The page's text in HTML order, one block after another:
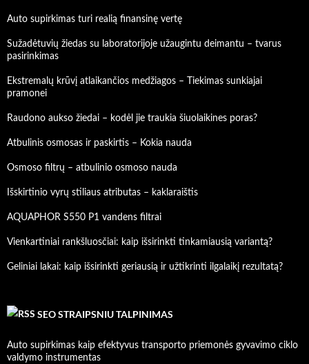
Auto supirkimas turi realią finansinę vertę
Sužadėtuvių žiedas su laboratorijoje užaugintu deimantu – tvarus
pasirinkimas
Ekstremalų krūvį atlaikančios medžiagos – Tiekimas sunkiajai
pramonei
Raudono aukso žiedai – kodėl jie traukia šiuolaikines poras?
Atbulinis osmosas ir paskirtis – Kokia nauda
Osmoso filtrų – atbulinio osmoso nauda
Išskirtinio vyrų stiliaus atributas – kaklaraištis
AQUAPHOR S550 P1 vandens filtrai
Vienkartiniai rankšluosčiai: kaip išsirinkti tinkamiausią variantą?
Geliniai lakai: kaip išsirinkti geriausią ir užtikrinti ilgalaikį rezultatą?
SEO STRAIPSNIU TALPINIMAS
Auto supirkimas kaip efektyvus transporto priemonės gyvavimo ciklo
valdymo instrumentas